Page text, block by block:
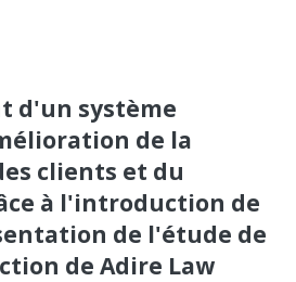
d'un système
de la
clients et du
à l'introduction de
de l'étude de
de Adire Law